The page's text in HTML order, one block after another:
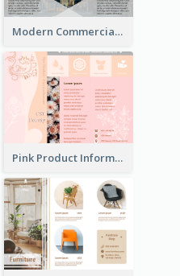
Modern Commercial Real Estate Brochure
Pink Product Informational Tri Fold Brochure